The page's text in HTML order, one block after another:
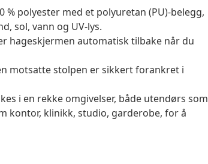
% polyester med et polyuretan (PU)-belegg,
sol, vann og UV-lys.
hageskjermen automatisk tilbake når du
motsatte stolpen er sikkert forankret i
i en rekke omgivelser, både utendørs som
kontor, klinikk, studio, garderobe, for å